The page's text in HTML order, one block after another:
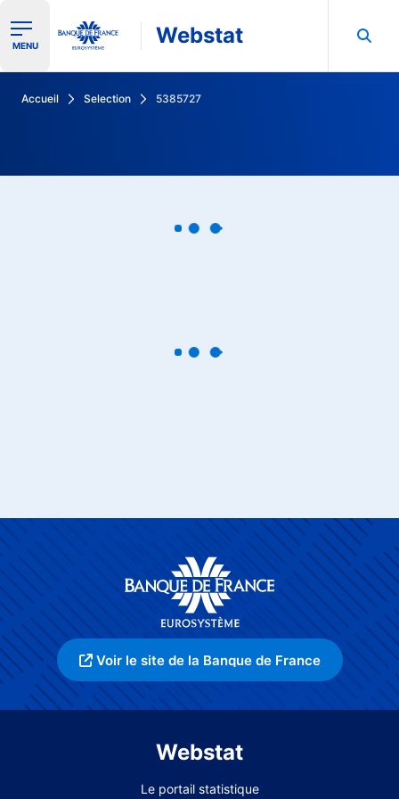
Ouvrir le menu de navigation
MENU Webstat
Accueil Selection 5385727
Voir le site de la Banque de France
Webstat
Le portail statistique